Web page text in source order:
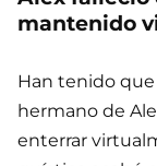
mantenido
Han tenido que
hermano de
enterrar